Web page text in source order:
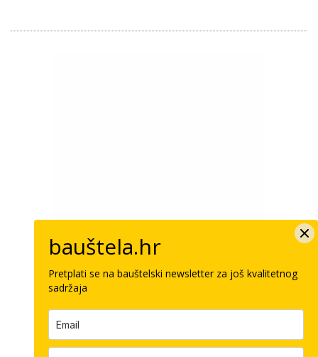
bauštela.hr
Pretplati se na bauštelski newsletter za još kvalitetnog
sadržaja